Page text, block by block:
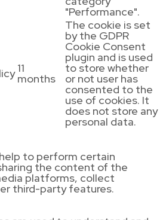
"Performance".
11
months
The cookie is set
by the GDPR
Cookie Consent
plugin and is used
to store whether
or not user has
consented to the
use of cookies. It
does not store any
personal data.
to perform certain
the content of the
platforms, collect
third-party features.